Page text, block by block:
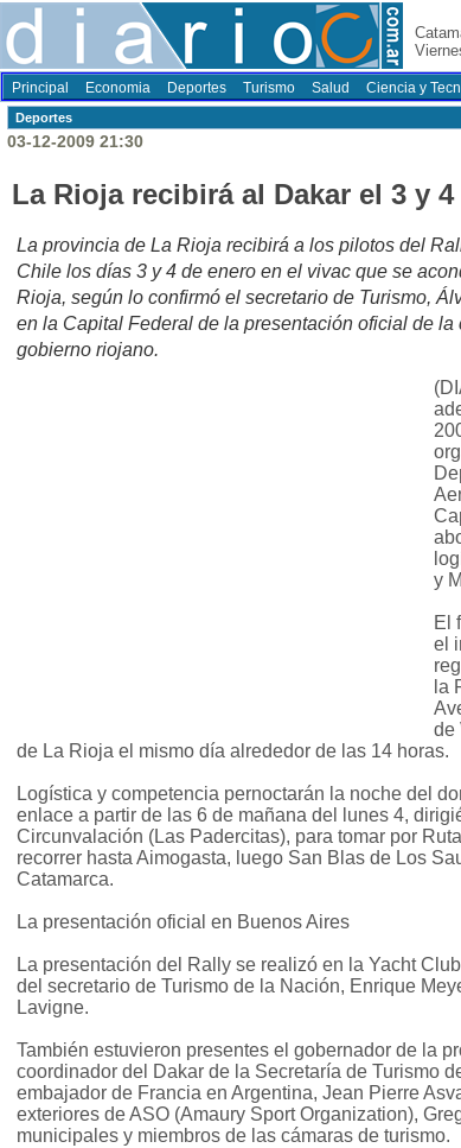
Principal Economia Deportes Turismo Salud Ciencia y
Deportes
03-12-2009 21:30
La Rioja recibirá al Dakar el 3 y
La provincia de La Rioja recibirá a los pilotos del
Chile los días 3 y 4 de enero en el vivac que se
Rioja, según lo confirmó el secretario de Turismo,
en la Capital Federal de la presentación oficial de
gobierno riojano.
y
El
el
la
de
de La Rioja el mismo día alrededor de las 14 horas.
Logística y competencia pernoctarán la noche del
enlace a partir de las 6 de mañana del lunes 4,
Circunvalación (Las Padercitas), para tomar por
recorrer hasta Aimogasta, luego San Blas de Los
Catamarca.
La presentación oficial en Buenos Aires
La presentación del Rally se realizó en la Yacht
del secretario de Turismo de la Nación, Enrique
Lavigne.
También estuvieron presentes el gobernador de la
coordinador del Dakar de la Secretaría de Turismo
embajador de Francia en Argentina, Jean Pierre
exteriores de ASO (Amaury Sport Organization),
municipales y miembros de las cámaras de turismo.